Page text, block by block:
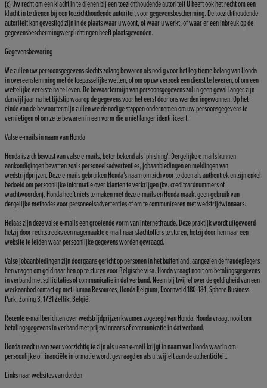
(c) Uw recht om een klacht in te dienen bij een toezichthoudende autoriteit U heeft ook het recht om een
klacht in te dienen bij een toezichthoudende autoriteit voor gegevensbescherming. De toezichthoudende
autoriteit kan gevestigd zijn in de plaats waar u woont, of waar u werkt, of waar er een inbreuk op de
gegevensbeschermingsverplichtingen heeft plaatsgevonden.
Gegevensbewaring
We zullen uw persoonsgegevens slechts zolang bewaren als nodig voor het legitieme belang van Honda
in overeenstemming met de toepasselijke wetten, of om op uw verzoek een dienst te leveren, of om een
wettelijke vereiste na te leven. De bewaartermijn van persoonsgegevens zal in geen geval langer zijn
dan vijf jaar na het tijdstip waarop de gegevens voor het eerst door ons werden ingewonnen. Op het
einde van de bewaartermijn zullen we de nodige stappen ondernemen om uw persoonsgegevens te
vernietigen of om ze te bewaren in een vorm die u niet langer identificeert.
Valse e-mails in naam van Honda
Honda is zich bewust van valse e-mails, beter bekend als 'phishing'. Dergelijke e-mails kunnen
aankondigingen bevatten zoals personeelsadvertenties, jobaanbiedingen en meldingen van
wedstrijdprijzen. Deze e-mails gebruiken Honda's naam om zich voor te doen als authentiek en zijn enkel
bedoeld om persoonlijke informatie over klanten te verkrijgen (bv. creditcardnummers of
wachtwoorden). Honda heeft niets te maken met deze e-mails en Honda maakt geen gebruik van
dergelijke methodes voor personeelsadvertenties of om te communiceren met wedstrijdwinnaars.
Helaas zijn deze valse e-mails een groeiende vorm van internetfraude. Deze praktijk wordt uitgevoerd
hetzij door rechtstreeks een nagemaakte e-mail naar slachtoffers te sturen, hetzij door hen naar een
website te leiden waar persoonlijke gegevens worden gevraagd.
Valse jobaanbiedingen zijn doorgaans gericht op personen in het buitenland, aangezien de fraudeplegers
hen vragen om geld naar hen op te sturen voor Belgische visa. Honda vraagt nooit om betalingsgegevens
in verband met sollicitaties of communicatie in dat verband. Neem bij twijfel over de geldigheid van een
werkaanbod contact op met Human Resources, Honda Belgium, Doornveld 180-184, Sphere Business
Park, Zoning 3, 1731 Zellik, België.
Recente e-mailberichten over wedstrijdprijzen kwamen zogezegd van Honda. Honda vraagt nooit om
betalingsgegevens in verband met prijswinnaars of communicatie in dat verband.
Honda raadt u aan zeer voorzichtig te zijn als u een e-mail krijgt in naam van Honda waarin om
persoonlijke of financiële informatie wordt gevraagd en als u twijfelt aan de authenticiteit.
Links naar websites van derden